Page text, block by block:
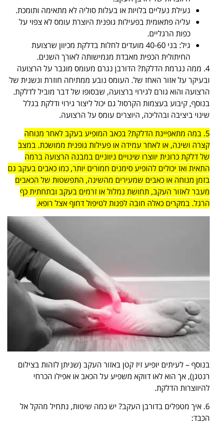
נעילת נעליים בלויות או בעלות סוליה לא מתאימה ותומכת.
עליה פתאומית בפעילות גופנית היוצרת עומס לא צפוי על
כפות הרגליים.
גיל: בני 40-60 מועדים לחלות בדלקת מכיוון שרצועת
החיתולית הכפית מאבדת מגמישותה לאורך השנים.
4. ממה נגרמת הדלקת? הדורבן נגרם מעומס מוגבר על הרצועה
ובעיקר על אזור האחז של. העומס נובע ממתיחה חוזרת ונשנית של
הרצועה והוא גורם לגירוי ברצועה, שבסופו של דבר מוביל לדלקת.
בנוסף, קיבוע בעצמות הקרסול גם יכול ליצור גירוי ודלקת בגלל
שינוי ביציבה ובהליכה, היוצרים עומס על הרצועה.
5. במה מתאפיינת הדלקת? בכאב המופיע בעקב לאחר מנוחה
קצרה ושינה, או לאחר עמידה או פעילות גופנית ממושכת. במצב
של דלקת כרונית יווצרו שינויים ניווניים במבנה הרצועה ברמה
התאית ואז יכולים להופיע סימנים חמורים יותר, כמו כאבים בעקב גם
בזמן מנוחה או כאבים שמעירים מהשינה, התפשטות של הכאבים
מעבר לאזור העקב, תחושת נמלול או זרמים בעקב ובתחתית כף
הרגל. במקרים כאלה חובה לפנות לטיפול דחוף אצל רופא.
בנוסף – לעיתים יופיע זיז קטן באזור העקב (שניתן לזהות בצילום
רנטגן), אך הוא לאו דווקא משפיע על הכאב או אפילו הכרחי
להיווצרות הדלקת.
6. איך מטפלים בדורבן העקב? יש כמה שיטות, נתחיל מהקל אל
הכבד: